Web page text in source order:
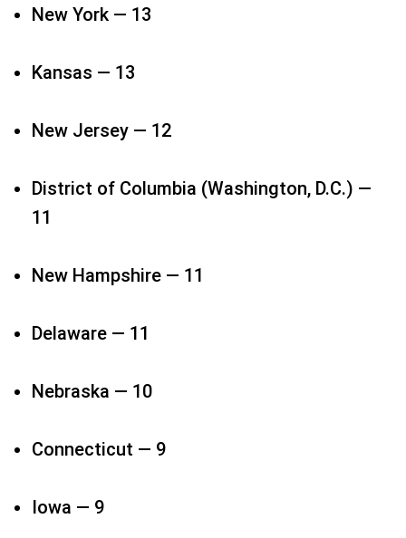
New York — 13​
Kansas — 13​
New Jersey — 12​
District of Columbia (Washington, D.C.) —
11​
New Hampshire — 11​
Delaware — 11​
Nebraska — 10​
Connecticut — 9​
Iowa — 9​